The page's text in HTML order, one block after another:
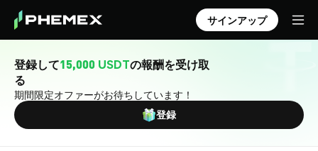
サインアップ
登録して15,000 USDTの報酬を受け取
る
期間限定オファーがお待ちしています！
登録